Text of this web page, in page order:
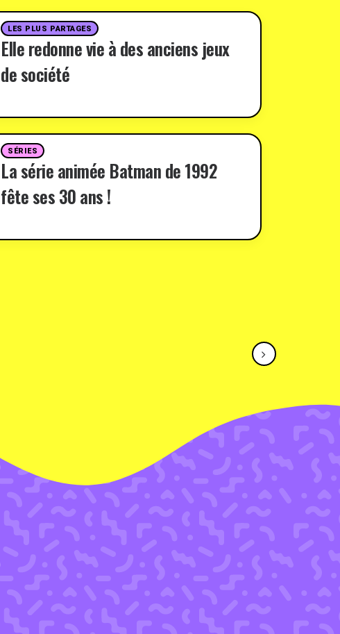
LES PLUS PARTAGES
Elle redonne vie à des anciens jeux
de société
SÉRIES
La série animée Batman de 1992
fête ses 30 ans !